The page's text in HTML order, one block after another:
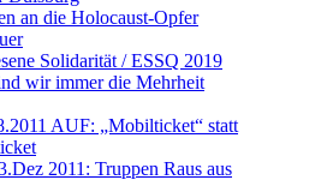
an die Holocaust-Opfer
Solidarität / ESSQ 2019
wir immer die Mehrheit
AUF: „Mobilticket“ statt
2011: Truppen Raus aus